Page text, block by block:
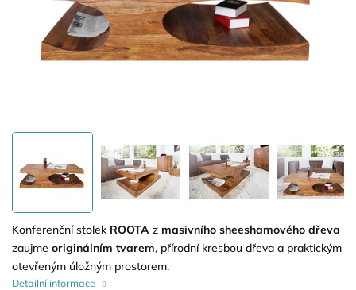
Konferenční stolek ROOTA z masivního sheeshamového dřeva
zaujme originálním tvarem, přírodní kresbou dřeva a praktickým
otevřeným úložným prostorem.
Detailní informace